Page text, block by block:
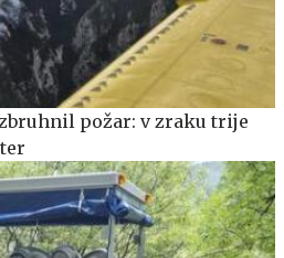
požar: v zraku trije